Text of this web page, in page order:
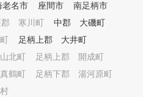
老名市 座間市
南足柄市
郡 寒川町
中郡 大磯町
足柄上郡 大井町
北町
足柄上郡 開成町
鶴町
足柄下郡 湯河原町